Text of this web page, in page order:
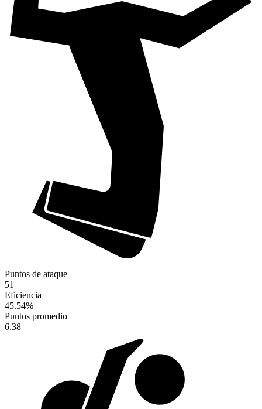
Puntos de ataque
51
Eficiencia
45.54%
Puntos promedio
6.38